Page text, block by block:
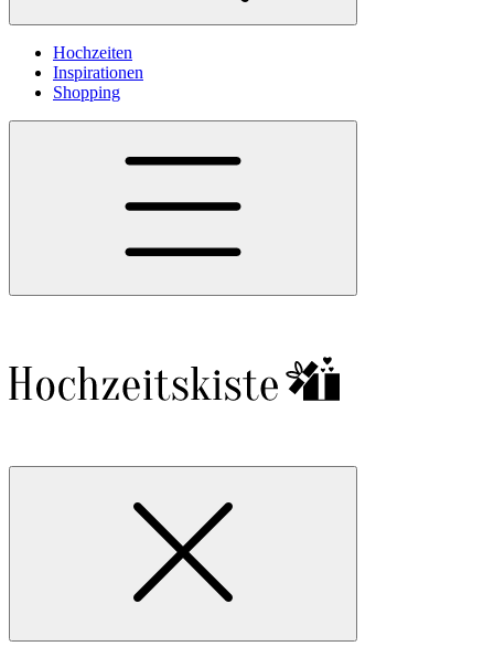
Hochzeiten
Inspirationen
Shopping